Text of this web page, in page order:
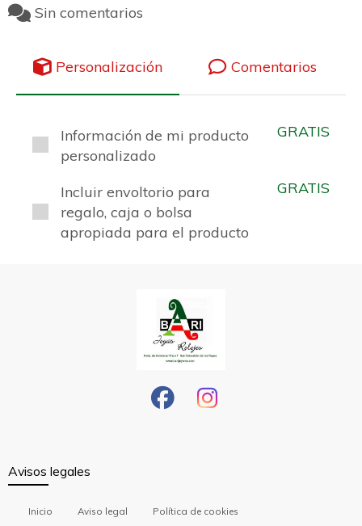
Sin comentarios
Personalización Comentarios
Información de mi producto
personalizado
GRATIS
Incluir envoltorio para
regalo, caja o bolsa
apropiada para el producto
GRATIS
Avisos legales
Inicio Aviso legal Política de cookies